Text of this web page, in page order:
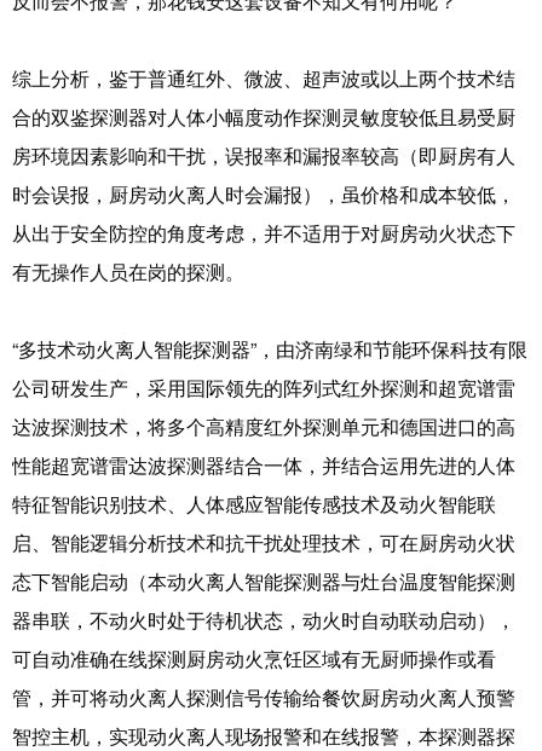
综上分析，鉴于普通红外、微波、超声波或以上两个技术结
合的双鉴探测器对人体小幅度动作探测灵敏度较低且易受厨
房环境因素影响和干扰，误报率和漏报率较高（即厨房有人
时会误报，厨房动火离人时会漏报），虽价格和成本较低，
从出于安全防控的角度考虑，并不适用于对厨房动火状态下
有无操作人员在岗的探测。
“多技术动火离人智能探测器”，由济南绿和节能环保科技有限
公司研发生产，采用国际领先的阵列式红外探测和超宽谱雷
达波探测技术，将多个高精度红外探测单元和德国进口的高
性能超宽谱雷达波探测器结合一体，并结合运用先进的人体
特征智能识别技术、人体感应智能传感技术及动火智能联
启、智能逻辑分析技术和抗干扰处理技术，可在厨房动火状
态下智能启动（本动火离人智能探测器与灶台温度智能探测
器串联，不动火时处于待机状态，动火时自动联动启动），
可自动准确在线探测厨房动火烹饪区域有无厨师操作或看
管，并可将动火离人探测信号传输给餐饮厨房动火离人预警
智控主机，实现动火离人现场报警和在线报警，本探测器探